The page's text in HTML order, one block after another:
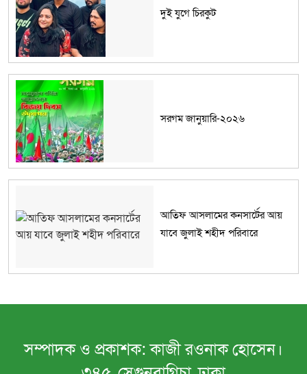
দুই যুগে চিরকুট
সরগম জানুয়ারি-২০২৬
আতিফ আসলামের কনসার্টের আয়
যাবে জুলাই শহীদ পরিবারে
সম্পাদক ও প্রকাশক: কাজী রওনাক হোসেন।